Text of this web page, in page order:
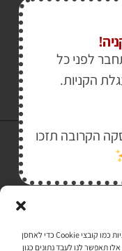
כדי לספק חוויית משתמש מיטבית, אנו משתמשים בטכנולוגיות כמו קובצי Cookie כדי לאחסן
תאפשר לנו לעבד נתונים כגון
לפני כל
הקרובה תזכו